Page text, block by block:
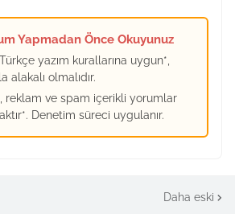
Yapmadan Önce Okuyunuz
yazım kurallarına uygun*,
alakalı olmalıdır.
reklam ve spam içerikli yorumlar
Denetim süreci uygulanır.
Daha eski